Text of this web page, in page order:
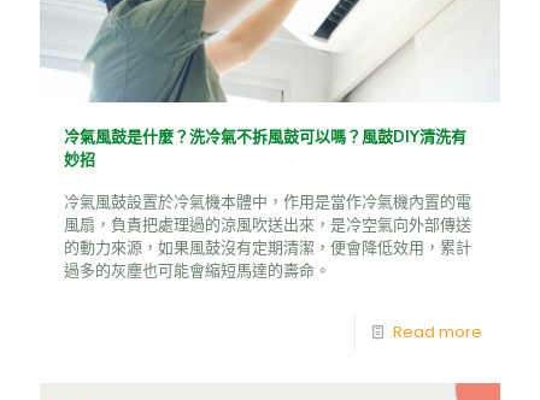
冷氣風鼓是什麼？洗冷氣不拆風鼓可以嗎？風鼓DIY清洗有
妙招
冷氣風鼓設置於冷氣機本體中，作用是當作冷氣機內置的電
風扇，負責把處理過的涼風吹送出來，是冷空氣向外部傳送
的動力來源，如果風鼓沒有定期清潔，便會降低效用，累計
過多的灰塵也可能會縮短馬達的壽命。
Read more